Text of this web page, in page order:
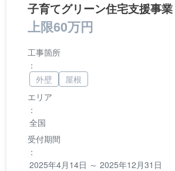
子育てグリーン住宅支援事業
上限60万円
エリア
：
全国
受付期間
：
2025年4月14日 ～ 2025年12月31日
工事箇所
：
外壁
屋根